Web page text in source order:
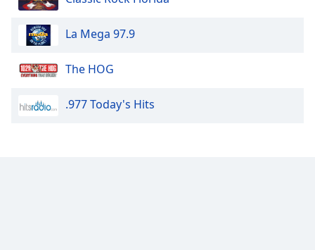
dialog
window.
Escape
cancel
close
La Mega 97.9
The HOG
.977 Today's Hits